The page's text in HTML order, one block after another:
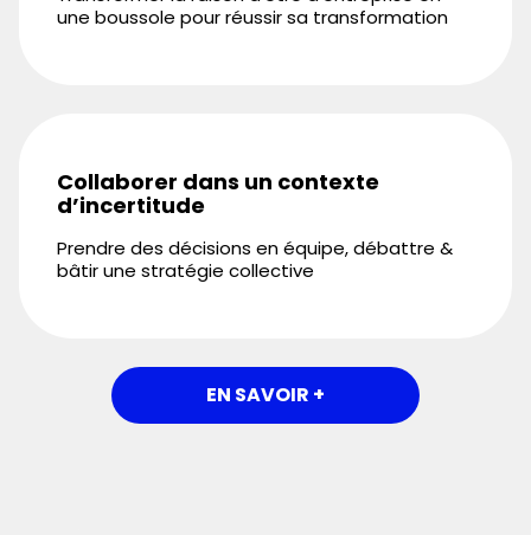
une boussole pour réussir sa transformation
Collaborer dans un contexte
d’incertitude
Prendre des décisions en équipe, débattre &
bâtir une stratégie collective
EN SAVOIR +